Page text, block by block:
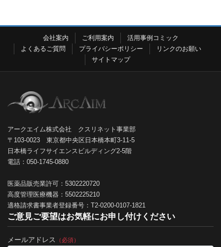
会社案内 ご利用案内
活用事例コミック
よくあるご質問
プライバシーポリシー
リンクのお願い
サイトマップ
アークエイム株式会社 クスリネット事業部
〒103-0023 東京都中央区日本橋本町3-11-5
日本橋ライフサイエンスビルディング2-5階
電話：050-1745-0880
医薬品販売業許可：5302220720
高度管理医療機器：5502225210
適格請求書事業者登録番号：T2-0200-0107-1821
ご意見ご要望はお気軽にお申し付けください
メールアドレス （必須）